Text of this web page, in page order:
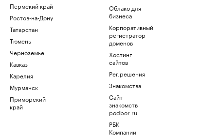
Пермский край
Ростов-на-Дону
Татарстан
Тюмень
Черноземье
Кавказ
Карелия
Мурманск
Приморский
край
Облако для
бизнеса
Корпоративный
регистратор
доменов
Хостинг
сайтов
Рег.решения
Знакомства
Сайт
знакомств
podbor.ru
РБК
Компании